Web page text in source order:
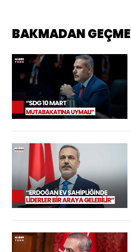
BAKMADAN GEÇME